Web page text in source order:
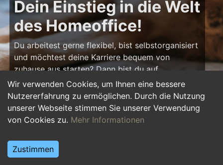
Wir verwenden Cookies, um Ihnen eine bessere
Nutzererfahrung zu ermöglichen. Durch die Nutzung
unserer Webseite stimmen Sie unserer Verwendung
von Cookies zu. Mehr Informationen
Zustimmen
Dein Einstieg in die Welt
des Homeoffice!
Du arbeitest gerne flexibel, bist selbstorganisiert
und möchtest deine Karriere bequem von
zuhause aus starten? Dann bist du auf
jobsimhomeoffice.de genau richtig! Hier findest
du zahlreiche Ausbildungsplätze, Praktika und
Jobs, die komplett oder teilweise im Homeoffice
erledigt werden können – von IT über Marketing
Starte deine Karriere im Homeoffice und gestalte
deinen Arbeitsalltag nach deinen Vorstellungen!